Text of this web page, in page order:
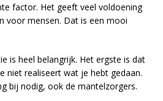
factor. Het geeft veel voldoening
voor mensen. Dat is een mooi
is heel belangrijk. Het ergste is dat
niet realiseert wat je hebt gedaan.
bij nodig, ook de mantelzorgers.